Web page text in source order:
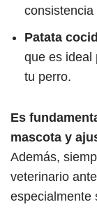
consistencia
Patata
que es ideal
tu perro.
Es
mascota y
Además,
veterinario
especialmente